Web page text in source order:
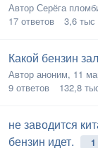
Автор Серёга
17 ответов 3,6 тыс
Какой бензин
Автор аноним, 11
9 ответов 132,8
не заводится
бензин идет.
1